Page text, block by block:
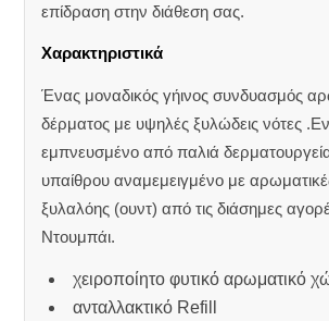
επίδραση στην διάθεση σας.
Χαρακτηριστικά
Ένας μοναδικός γήινος συνδυασμός
δέρματος με υψηλές ξυλώδεις νότες
εμπνευσμένο από παλιά
υπαίθρου αναμεμειγμένο με
ξυλαλόης (ουντ) από τις διάσημες
Ντουμπάι.
χειροποίητο φυτικό αρωματικό
ανταλλακτικό Refill